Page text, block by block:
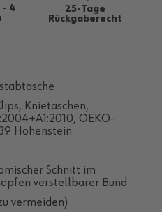
- 4
25-Tage
Rückgaberecht
Knietaschen,
OEKO-
Hohenstein
Schnitt im
verstellbarer Bund
vermeiden)